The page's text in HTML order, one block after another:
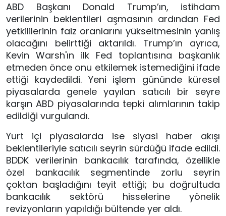
ABD Başkanı Donald Trump’ın, istihdam
verilerinin beklentileri aşmasının ardından Fed
yetkililerinin faiz oranlarını yükseltmesinin yanlış
olacağını belirttiği aktarıldı. Trump’ın ayrıca,
Kevin Warsh'ın ilk Fed toplantısına başkanlık
etmeden önce onu etkilemek istemediğini ifade
ettiği kaydedildi. Yeni işlem gününde küresel
piyasalarda genele yayılan satıcılı bir seyre
karşın ABD piyasalarında tepki alımlarının takip
edildiği vurgulandı.
Yurt içi piyasalarda ise siyasi haber akışı
beklentileriyle satıcılı seyrin sürdüğü ifade edildi.
BDDK verilerinin bankacılık tarafında, özellikle
özel bankacılık segmentinde zorlu seyrin
çoktan başladığını teyit ettiği; bu doğrultuda
bankacılık sektörü hisselerine yönelik
revizyonların yapıldığı bültende yer aldı.